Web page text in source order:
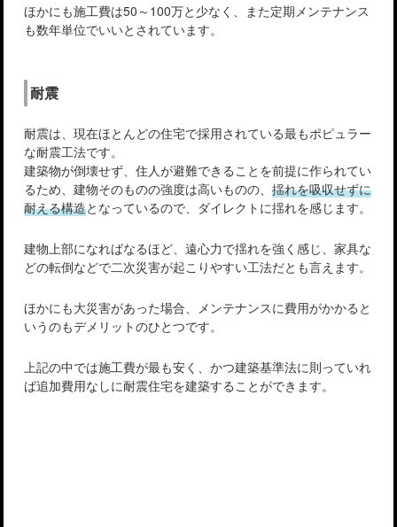
ほかにも施工費は50～100万と少なく、また定期メンテナンス
も数年単位でいいとされています。
耐震
耐震は、現在ほとんどの住宅で採用されている最もポピュラー
な耐震工法です。
建築物が倒壊せず、住人が避難できることを前提に作られてい
るため、建物そのものの強度は高いものの、揺れを吸収せずに
耐える構造となっているので、ダイレクトに揺れを感じます。
建物上部になればなるほど、遠心力で揺れを強く感じ、家具な
どの転倒などで二次災害が起こりやすい工法だとも言えます。
ほかにも大災害があった場合、メンテナンスに費用がかかると
いうのもデメリットのひとつです。
上記の中では施工費が最も安く、かつ建築基準法に則っていれ
ば追加費用なしに耐震住宅を建築することができます。